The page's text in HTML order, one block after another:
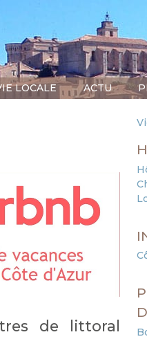
LOCALE ACTU
de littoral